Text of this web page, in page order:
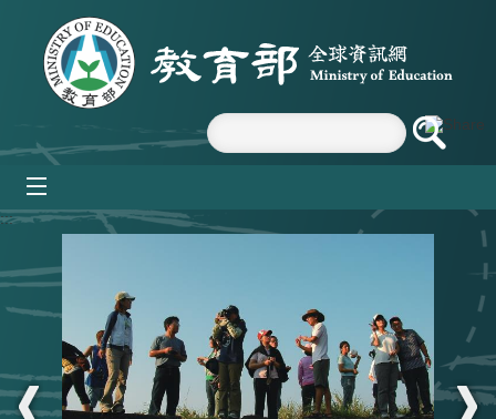
跳到主要內容區塊
:::